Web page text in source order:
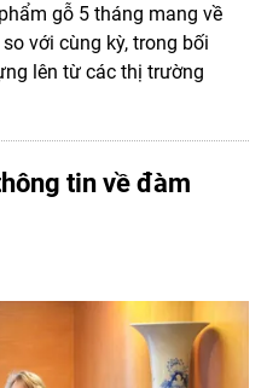
gỗ 5 tháng mang về
với cùng kỳ, trong bối
lên từ các thị trường
tin về đàm